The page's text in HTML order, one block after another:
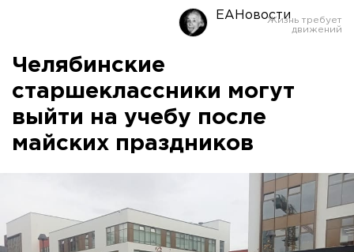
ЕАНовости
Челябинские
старшеклассники могут
выйти на учебу после
майских праздников